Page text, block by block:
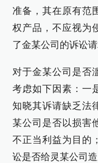
准备，其在原有范
权产品，不应视为
了金某公司的诉讼请
对于金某公司是否
考虑如下因素：一
知晓其诉请缺乏法
某公司是否以损害
不正当利益为目的
讼是否给灵某公司造